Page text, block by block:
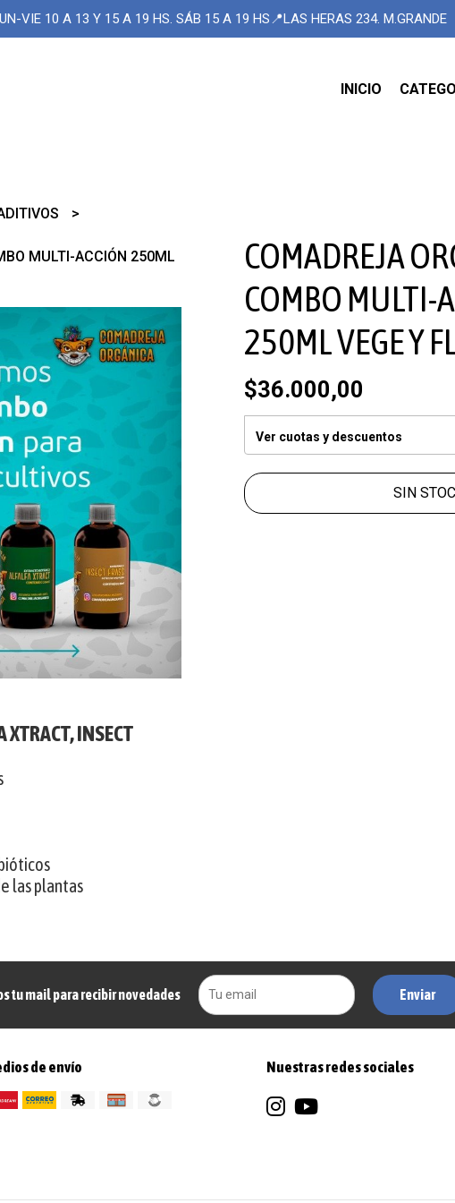
VIE 10 A 13 Y 15 A 19 HS. SÁB 15 A 19 HS📍LAS HERAS 234. M.GRANDE
INICIO
MULTI-ACCIÓN 250ML
XTRACT, INSECT
las plantas
COMADREJA
COMBO MULTI-
250ML VEGE Y
$36.000,00
Ver cuotas y descuentos
SIN
tu mail para recibir novedades Enviar
de envío Nuestras redes sociales